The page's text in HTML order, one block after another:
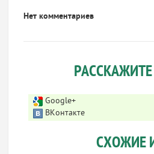
Нет комментариев
Google+
ВКонтакте
СХОЖИЕ